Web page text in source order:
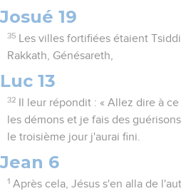
Josué 19
35
Les villes fortifiées étaient
Rakkath, Génésareth,
Luc 13
32
Il leur répondit : « Allez dire à
les démons et je fais des
le troisième jour j'aurai fini.
Jean 6
1 Après cela, Jésus s'en alla de